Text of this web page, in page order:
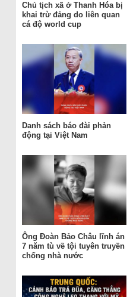
Chủ tịch xã ở Thanh Hóa bị
khai trừ đảng do liên quan
cá độ world cup
Danh sách báo đài phản
động tại Việt Nam
Ông Đoàn Bảo Châu lĩnh án
7 năm tù về tội tuyên truyền
chống nhà nước